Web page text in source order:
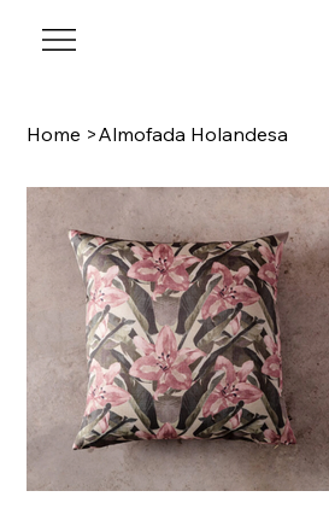
🌟 Welcome to our help
Home >Almofada Holandesa